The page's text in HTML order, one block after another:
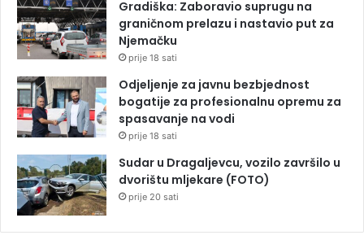
Gradiška: Zaboravio suprugu na
graničnom prelazu i nastavio put za
Njemačku
prije 18 sati
Odjeljenje za javnu bezbjednost
bogatije za profesionalnu opremu za
spasavanje na vodi
prije 18 sati
Sudar u Dragaljevcu, vozilo završilo u
dvorištu mljekare (FOTO)
prije 20 sati